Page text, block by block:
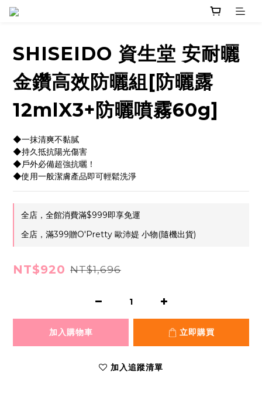
SHISEIDO 資生堂 安耐曬
金鑽高效防曬組[防曬露
12mlX3+防曬噴霧60g]
◆一抹清爽不黏膩
◆持久抵抗陽光傷害
◆戶外必備超強抗曬！
◆使用一般潔膚產品即可輕鬆洗淨
全店，全館消費滿$999即享免運
全店，滿399贈O'Pretty 歐沛媞 小物(隨機出貨)
NT$920 NT$1,696
加入購物車 立即購買
加入追蹤清單